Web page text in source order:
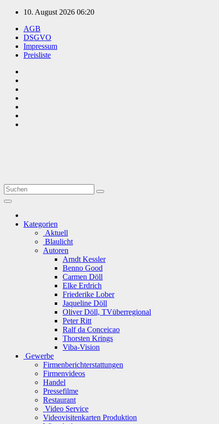
Zum
springen
10. August 2026 06:20
AGB
DSGVO
Impressum
Preisliste
Kategorien
Aktuell
Blaulicht
Autoren
Arndt Kessler
Benno Good
Carmen Döll
Elke Erdrich
Friederike Lober
Jaqueline Döll
Oliver Döll, TVüberregional
Peter Ritt
Ralf da Conceicao
Thorsten Krings
Viba-Vision
Gewerbe
Firmenberichterstattungen
Firmenvideos
Handel
Pressefilme
Restaurant
Video Service
Videovisitenkarten Produktion